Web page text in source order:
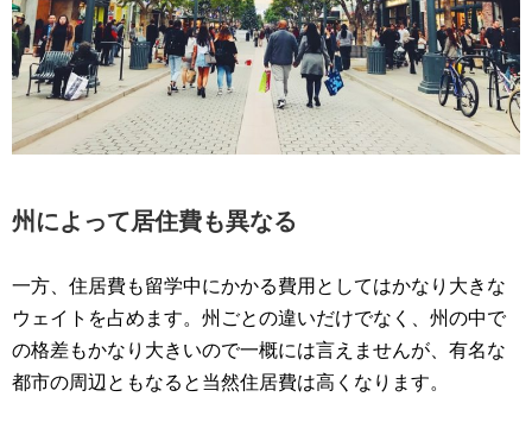
州によって居住費も異なる
一方、住居費も留学中にかかる費用としてはかなり大きな
ウェイトを占めます。州ごとの違いだけでなく、州の中で
の格差もかなり大きいので一概には言えませんが、有名な
都市の周辺ともなると当然住居費は高くなります。